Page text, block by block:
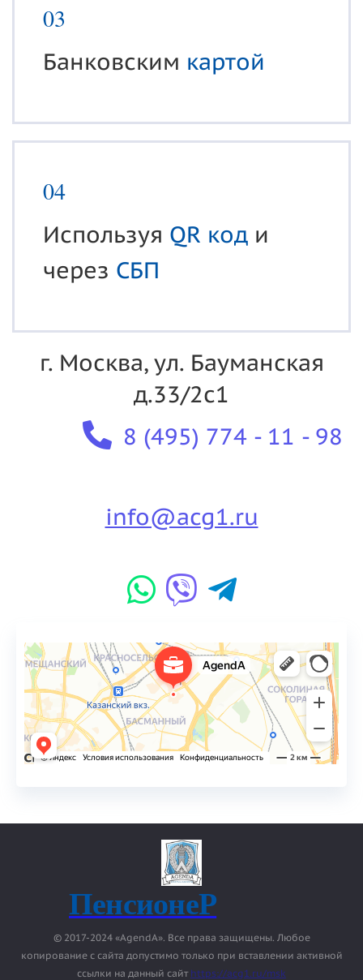
03
Банковским картой
04
Используя QR код и
через СБП
г. Москва, ул. Бауманская
д.33/2с1
8 (495) 774 - 11 - 98
info@acg1.ru
ПенсионеР
© 2017-2024 «AgendA». Все права защищены. Любое
копирование с сайта допустимо только при вставлении активной
ссылки на данный сайт https://acg1.ru/msk